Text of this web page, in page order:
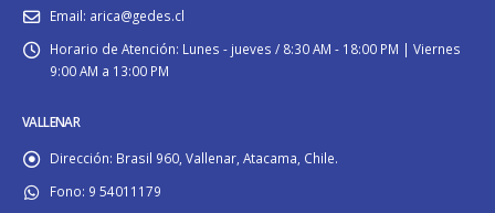
Email: arica@gedes.cl
Horario de Atención: Lunes - jueves / 8:30 AM - 18:00 PM | Viernes
9:00 AM a 13:00 PM
VALLENAR
Dirección: Brasil 960, Vallenar, Atacama, Chile.
Fono: 9 54011179